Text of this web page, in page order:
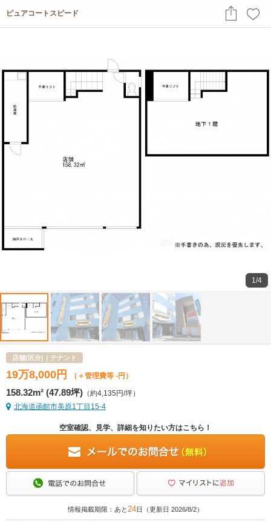
1/4
ピュアコートスピード
店舗(区分)｜テナント
19万8,000 円 （＋管理費等 -円）
158.32m² (47.89坪) （約4,135円/坪）
北海道函館市美原1丁目15-4
空室確認、見学、詳細を知りたい方はこちら！
情報掲載期限：あと24日（更新日 2026/8/2）